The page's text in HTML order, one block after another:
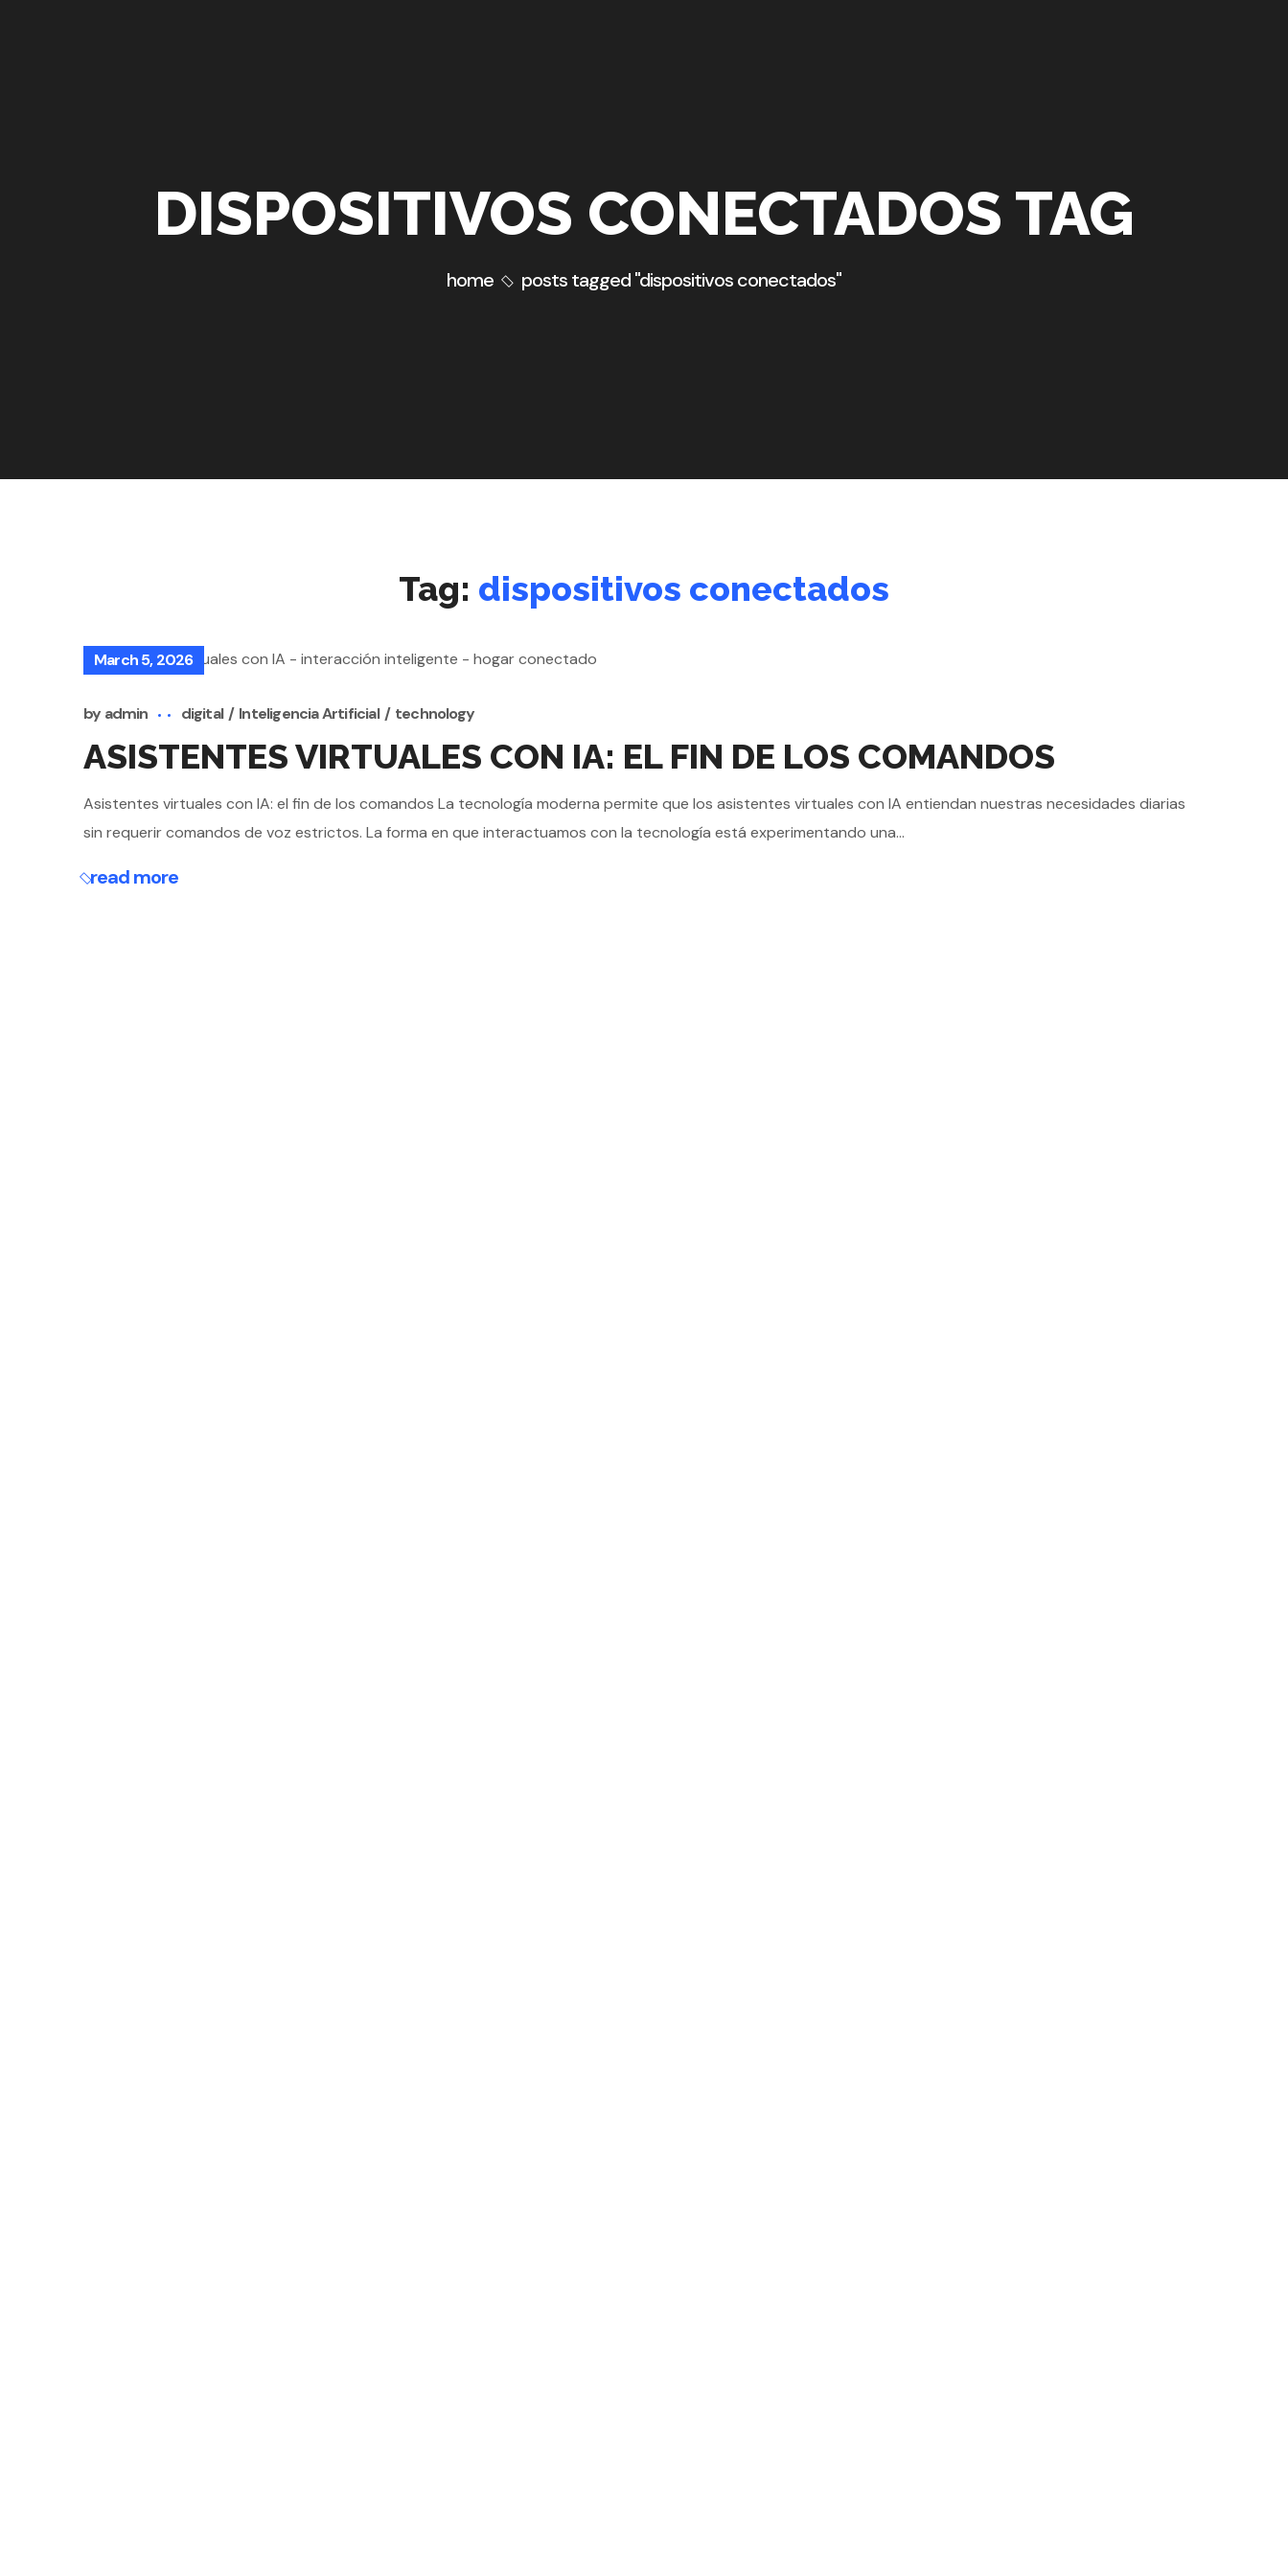
DISPOSITIVOS CONECTADOS TAG
home posts tagged "dispositivos conectados"
Tag: dispositivos conectados
March 5, 2026
by admin digital Inteligencia Artificial technology
ASISTENTES VIRTUALES CON IA: EL FIN DE LOS COMANDOS
Asistentes virtuales con IA: el fin de los comandos La tecnología moderna permite que los asistentes virtuales con IA entiendan nuestras necesidades diarias
sin requerir comandos de voz estrictos. La forma en que interactuamos con la tecnología está experimentando una...
read more